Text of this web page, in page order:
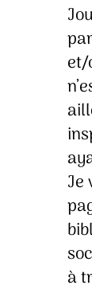
et/
Je
à